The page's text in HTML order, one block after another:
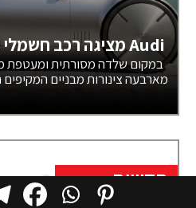
במקום שלדה מסורתית ומעטפת
מארבעה צינורות מבניים
חדשות